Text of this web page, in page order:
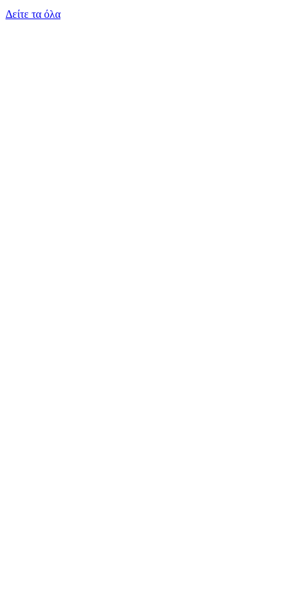
Δείτε τα όλα